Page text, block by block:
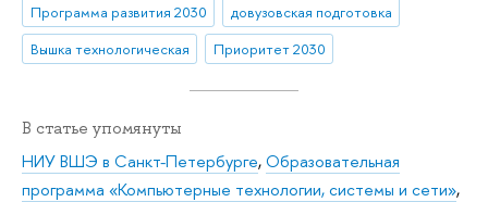
Программа развития 2030
довузовская подготовка
Вышка технологическая
Приоритет 2030
В статье упомянуты
НИУ ВШЭ в Санкт-Петербурге,Образовательная
программа «Компьютерные технологии, системы и сети»,